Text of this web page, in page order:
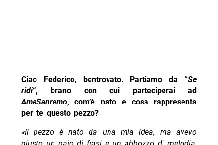
Ciao Federico, bentrovato. Partiamo da “Se
ridi“, brano con cui parteciperai ad
AmaSanremo,
com’è nato e cosa rappresenta
per te questo pezzo?
«Il pezzo è nato da una mia idea, ma avevo